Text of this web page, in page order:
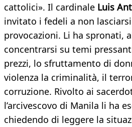
cattolici». Il cardinale Luis
invitato i fedeli a non
provocazioni. Li ha spronati,
concentrarsi su temi
prezzi, lo sfruttamento di
violenza la criminalità, il
corruzione. Rivolto ai
l’arcivescovo di Manila li ha
chiedendo di leggere la